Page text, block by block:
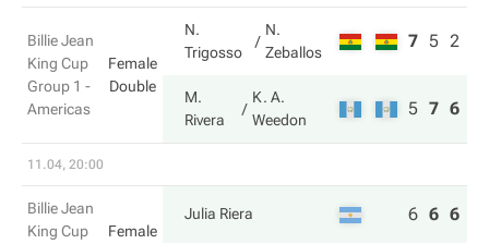
Billie Jean
King Cup
Group 1 -
Americas
Female
Double
N.
Trigosso
N.
Zeballos
7 5 2
M.
Rivera
K. A.
Weedon
5 7 6
11.04, 20:00
Billie Jean
King Cup
Female
Julia Riera 6 6 6